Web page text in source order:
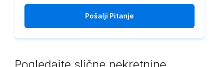
Pošalji Pitanje